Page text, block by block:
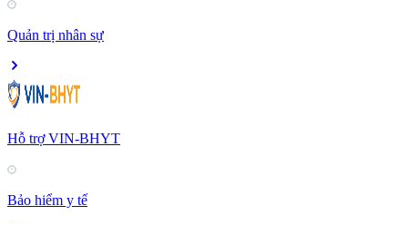
Quản trị nhân sự
Hỗ trợ VIN-BHYT
Bảo hiểm y tế